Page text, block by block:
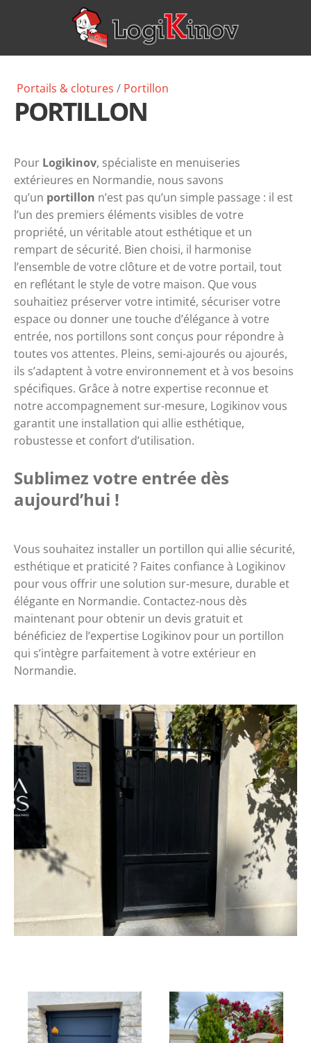
Portails & clotures / Portillon
PORTILLON
Pour Logikinov, spécialiste en menuiseries
extérieures en Normandie, nous savons
qu’un portillon n’est pas qu’un simple passage : il est
l’un des premiers éléments visibles de votre
propriété, un véritable atout esthétique et un
rempart de sécurité. Bien choisi, il harmonise
l’ensemble de votre clôture et de votre portail, tout
en reflétant le style de votre maison. Que vous
souhaitiez préserver votre intimité, sécuriser votre
espace ou donner une touche d’élégance à votre
entrée, nos portillons sont conçus pour répondre à
toutes vos attentes. Pleins, semi-ajourés ou ajourés,
ils s’adaptent à votre environnement et à vos besoins
spécifiques. Grâce à notre expertise reconnue et
notre accompagnement sur-mesure, Logikinov vous
garantit une installation qui allie esthétique,
robustesse et confort d’utilisation.
Sublimez votre entrée dès
aujourd’hui !
Vous souhaitez installer un portillon qui allie sécurité,
esthétique et praticité ? Faites confiance à Logikinov
pour vous offrir une solution sur-mesure, durable et
élégante en Normandie. Contactez-nous dès
maintenant pour obtenir un devis gratuit et
bénéficiez de l’expertise Logikinov pour un portillon
qui s’intègre parfaitement à votre extérieur en
Normandie.